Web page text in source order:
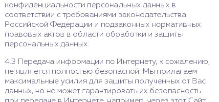
конфиденциальности персональных данных в
соответствии с требованиями законодательства
Российской Федерации и подзаконных нормативных
правовых актов в области обработки и защиты
персональных данных.
4.3 Передача информации по Интернету, к сожалению,
не является полностью безопасной. Мы прилагаем
максимальные усилия для защиты полученных от Вас
данных, но не может гарантировать их безопасность